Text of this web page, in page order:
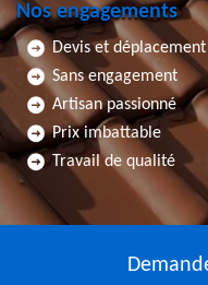
Nos engagements
Devis et
Sans engagement
Artisan passionné
Prix imbattable
Travail de qualité